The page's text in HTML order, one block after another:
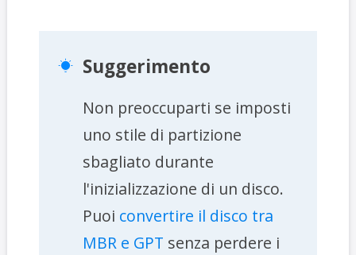
 Suggerimento
Non preoccuparti se imposti
uno stile di partizione
sbagliato durante
l'inizializzazione di un disco.
Puoi convertire il disco tra
MBR e GPT senza perdere i